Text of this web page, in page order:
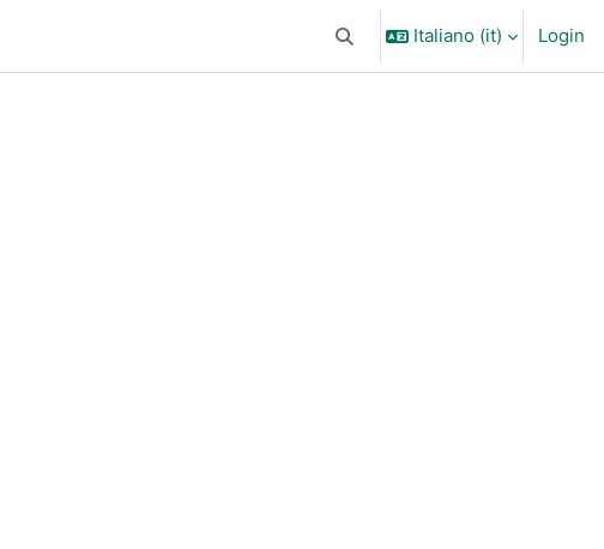
Attiva/disattiva input di ricerca
Italiano ‎(it)‎ Login